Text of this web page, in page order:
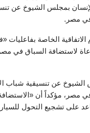
بمجلس الشيوخ عن
في مصر.
لاستضافة السباق في
عن تنسيقية شباب
في مصر، مؤكداً أن
على تشجيع التحول